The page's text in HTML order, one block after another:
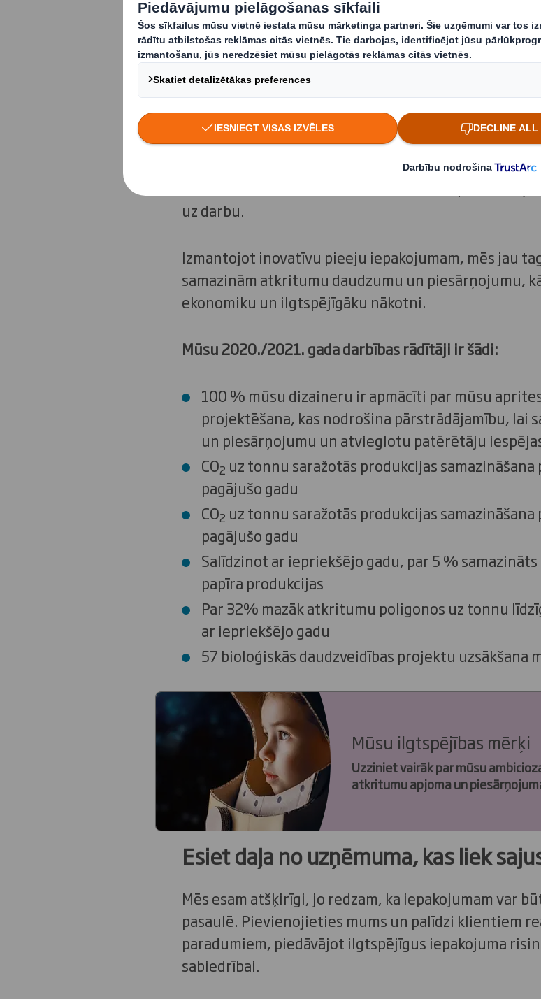
nesošu karjeru ar reālu mērķi - laipni
labu kopā.
Katru dienu mēs nākam uz darbu ar
Mūsu mērķis ir pārdefinēt iepakojumu mainīgajā
iemesls un iemesls, kāpēc mūsu komanda, kurā ir
uz darbu.
Izmantojot inovatīvu pieeju iepakojumam, mēs jau
samazinām atkritumu daudzumu un piesārņojumu,
ekonomiku un ilgtspējīgāku nākotni.
Mūsu 2020./2021. gada darbības rādītāji ir šādi:
100 % mūsu dizaineru ir apmācīti par mūsu
projektēšana, kas nodrošina pārstrādājamību, lai
un piesārņojumu un atvieglotu patērētāju
CO2 uz tonnu saražotās produkcijas
pagājušo gadu
CO2 uz tonnu saražotās produkcijas
pagājušo gadu
Salīdzinot ar iepriekšējo gadu, par 5 %
papīra produkcijas
Par 32% mazāk atkritumu poligonos uz tonnu
ar iepriekšējo gadu
57 bioloģiskās daudzveidības projektu uzsākšana
Mūsu ilgtspējības mērķi
Uzziniet vairāk par mūsu
atkritumu apjoma un
Esiet daļa no uzņēmuma, kas liek
Mēs esam atšķirīgi, jo redzam, ka iepakojumam var
pasaulē. Pievienojieties mums un palīdzi klientiem
paradumiem, piedāvājot ilgtspējīgus iepakojuma
sabiedrībai.